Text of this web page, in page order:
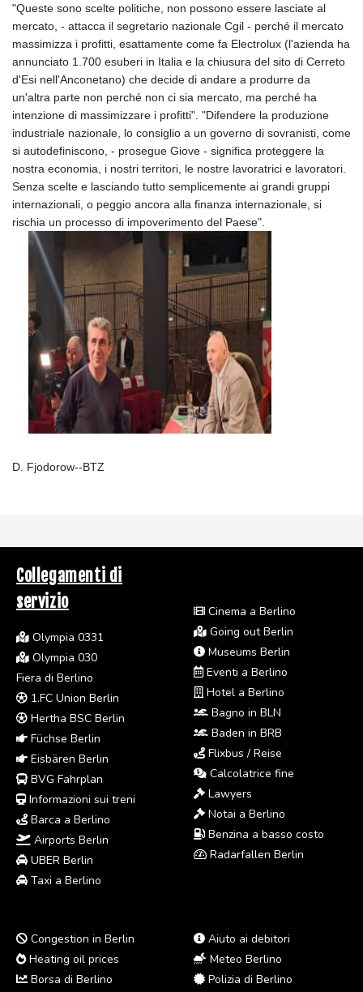
"Queste sono scelte politiche, non possono essere lasciate al
mercato, - attacca il segretario nazionale Cgil - perché il mercato
massimizza i profitti, esattamente come fa Electrolux (l'azienda ha
annunciato 1.700 esuberi in Italia e la chiusura del sito di Cerreto
d'Esi nell'Anconetano) che decide di andare a produrre da
un'altra parte non perché non ci sia mercato, ma perché ha
intenzione di massimizzare i profitti". "Difendere la produzione
industriale nazionale, lo consiglio a un governo di sovranisti, come
si autodefiniscono, - prosegue Giove - significa proteggere la
nostra economia, i nostri territori, le nostre lavoratrici e lavoratori.
Senza scelte e lasciando tutto semplicemente ai grandi gruppi
internazionali, o peggio ancora alla finanza internazionale, si
rischia un processo di impoverimento del Paese".
D. Fjodorow--BTZ
Collegamenti di
servizio
Olympia 0331
Olympia 030
Fiera di Berlino
1.FC Union Berlin
Hertha BSC Berlin
Füchse Berlin
Eisbären Berlin
BVG Fahrplan
Informazioni sui treni
Barca a Berlino
Airports Berlin
UBER Berlin
Taxi a Berlino
Cinema a Berlino
Going out Berlin
Museums Berlin
Eventi a Berlino
Hotel a Berlino
Bagno in BLN
Baden in BRB
Flixbus / Reise
Calcolatrice fine
Lawyers
Notai a Berlino
Benzina a basso costo
Radarfallen Berlin
Congestion in Berlin
Heating oil prices
Borsa di Berlino
Aiuto ai debitori
Meteo Berlino
Polizia di Berlino